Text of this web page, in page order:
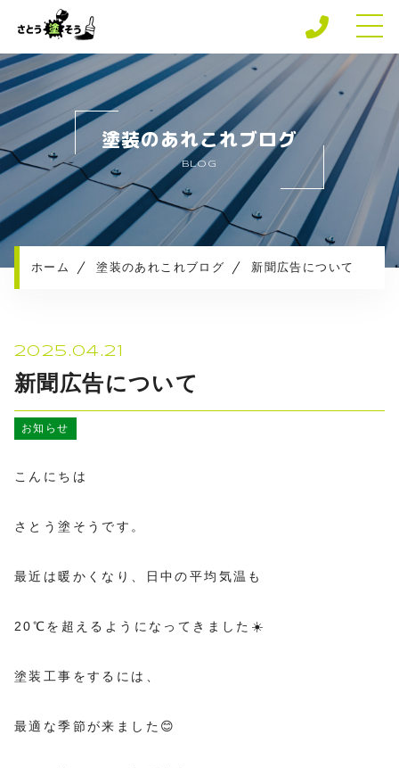
ホーム
専門店の強み
さとう塗そうの安心保障
施工メニュー
施工実績
施工の流れ
塗装のあれこれブログ
BLOG
ホーム 塗装のあれこれブログ 新聞広告について
2025.04.21
新聞広告について
お知らせ
こんにちは
さとう塗そうです。
最近は暖かくなり、日中の平均気温も
20℃を超えるようになってきました☀️
塗装工事をするには、
最適な季節が来ました😊